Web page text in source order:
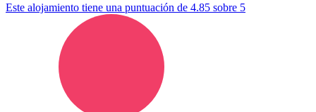
Este alojamiento tiene una puntuación de 4.85 sobre 5